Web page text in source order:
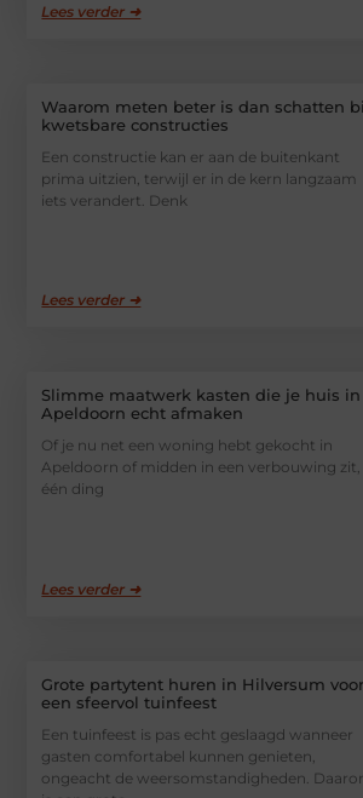
Lees verder ➜
Waarom meten beter is dan schatten
kwetsbare constructies
Een constructie kan er aan de buitenkant
prima uitzien, terwijl er in de kern langzaam
iets verandert. Denk
Lees verder ➜
Slimme maatwerk kasten die je huis in
Apeldoorn echt afmaken
Of je nu net een woning hebt gekocht in
Apeldoorn of midden in een verbouwing zit,
één ding
Lees verder ➜
Grote partytent huren in Hilversum voor
een sfeervol tuinfeest
Een tuinfeest is pas echt geslaagd wanneer
gasten comfortabel kunnen genieten,
ongeacht de weersomstandigheden.